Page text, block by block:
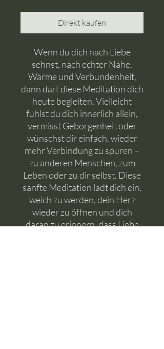
Direkt kaufen
Wenn du dich nach Liebe
sehnst, nach echter Nähe,
Wärme und Verbundenheit,
dann darf diese Meditation dich
heute begleiten. Vielleicht
fühlst du dich innerlich allein,
vermisst Geborgenheit oder
wünschst dir einfach, wieder
mehr Verbindung zu spüren –
zu anderen Menschen, zum
Leben oder zu dir selbst. Diese
sanfte Meditation lädt dich ein,
weich zu werden, dein Herz
wieder zu öffnen und dich
daran zu erinnern, dass Liebe